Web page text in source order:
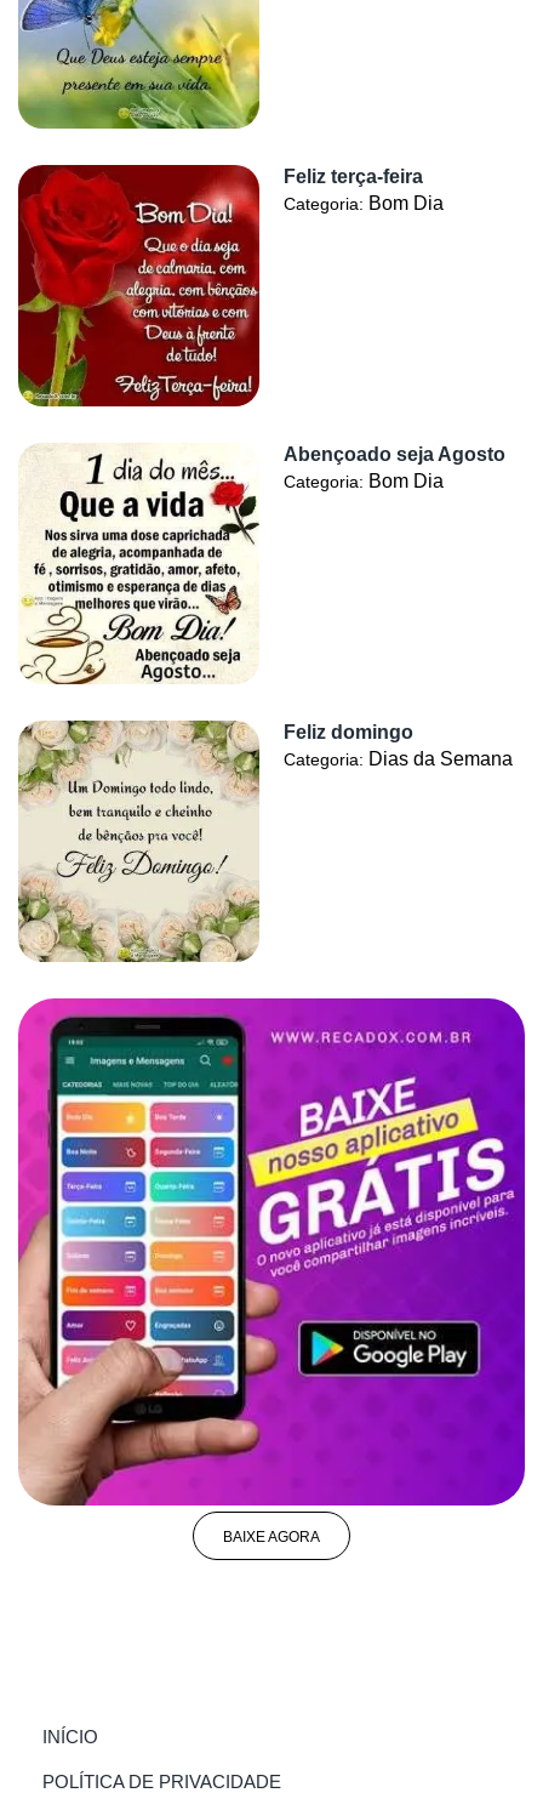
Feliz terça-feira
Categoria: Bom Dia
Abençoado seja Agosto
Categoria: Bom Dia
Feliz domingo
Categoria: Dias da Semana
BAIXE AGORA
INÍCIO
POLÍTICA DE PRIVACIDADE